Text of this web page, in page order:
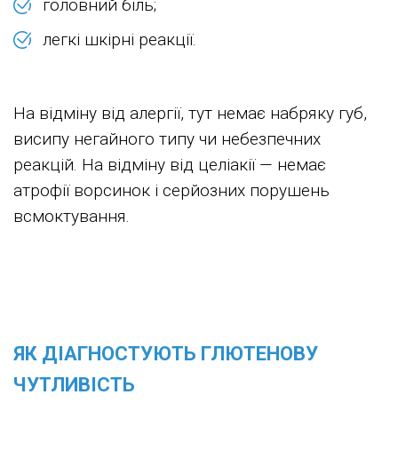
головний біль;
легкі шкірні реакції.
На відміну від алергії, тут немає набряку губ,
висипу негайного типу чи небезпечних
реакцій. На відміну від целіакії — немає
атрофії ворсинок і серйозних порушень
всмоктування.
ЯК ДІАГНОСТУЮТЬ ГЛЮТЕНОВУ
ЧУТЛИВІСТЬ